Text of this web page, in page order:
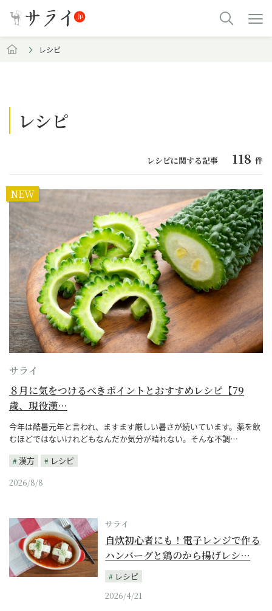
レシピ
レシピ
レシピに関する記事 118 件
サライ
８月に気をつけるべきポイントとおすすめレシピ【79
歳、現役漢…
今年は酷暑元年と言われ、ますます厳しい暑さが続いています。薬を飲
むほどではないけれどもなんだか気分が晴れない。そんな不調…
漢方
レシピ
2026/8/8
NEW
サライ
自炊初心者にも！電子レンジで作る
ハンバーグと鶏のから揚げレシ…
レシピ
2026/4/21